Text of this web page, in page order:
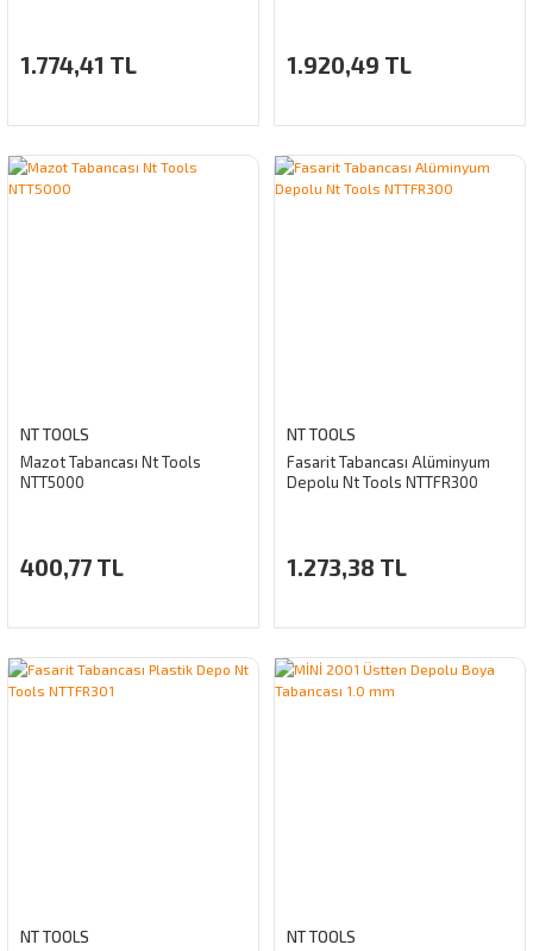
1.774,41 TL 1.920,49 TL
NT TOOLS
Mazot Tabancası Nt Tools
NTT5000
400,77 TL
NT TOOLS
Fasarit Tabancası Alüminyum
Depolu Nt Tools NTTFR300
1.273,38 TL
NT TOOLS
NT TOOLS